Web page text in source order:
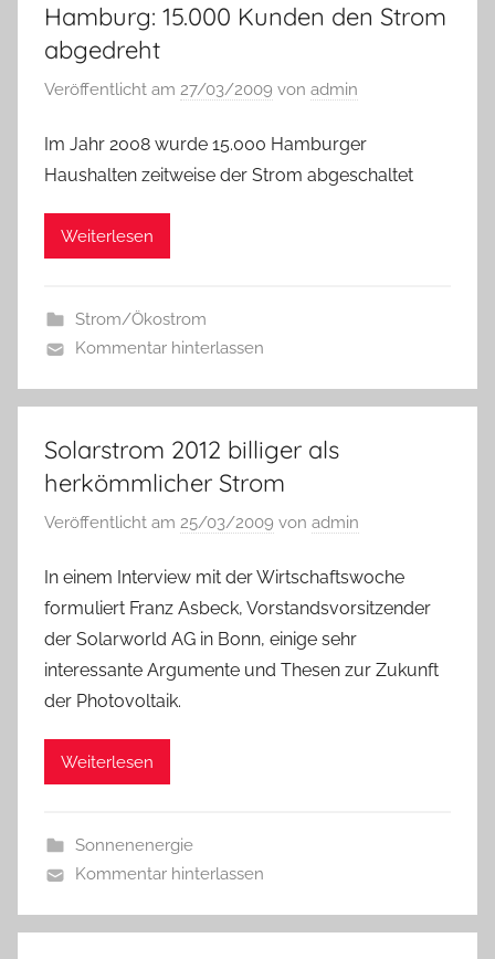
Hamburg: 15.000 Kunden den Strom
abgedreht
Veröffentlicht am 27/03/2009 von admin
Im Jahr 2008 wurde 15.000 Hamburger
Haushalten zeitweise der Strom abgeschaltet
Weiterlesen
Strom/Ökostrom
Kommentar hinterlassen
Solarstrom 2012 billiger als
herkömmlicher Strom
Veröffentlicht am 25/03/2009 von admin
In einem Interview mit der Wirtschaftswoche
formuliert Franz Asbeck, Vorstandsvorsitzender
der Solarworld AG in Bonn, einige sehr
interessante Argumente und Thesen zur Zukunft
der Photovoltaik.
Weiterlesen
Sonnenenergie
Kommentar hinterlassen